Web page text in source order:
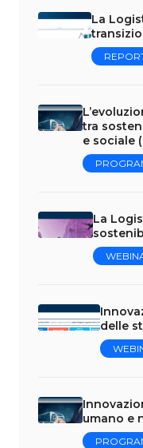
La
tra
e sociale
La
delle
umano e